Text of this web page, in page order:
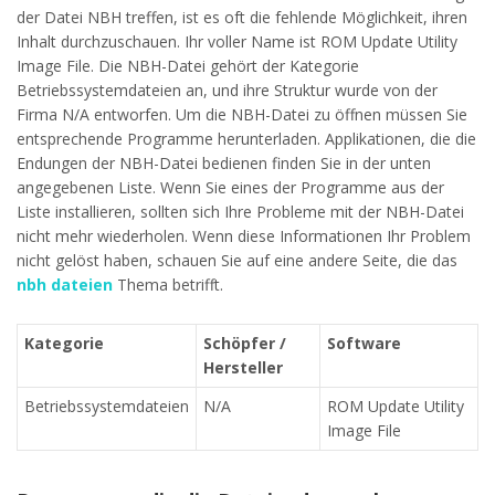
der Datei NBH treffen, ist es oft die fehlende Möglichkeit, ihren
Inhalt durchzuschauen. Ihr voller Name ist ROM Update Utility
Image File. Die NBH-Datei gehört der Kategorie
Betriebssystemdateien an, und ihre Struktur wurde von der
Firma N/A entworfen. Um die NBH-Datei zu öffnen müssen Sie
entsprechende Programme herunterladen. Applikationen, die die
Endungen der NBH-Datei bedienen finden Sie in der unten
angegebenen Liste. Wenn Sie eines der Programme aus der
Liste installieren, sollten sich Ihre Probleme mit der NBH-Datei
nicht mehr wiederholen. Wenn diese Informationen Ihr Problem
nicht gelöst haben, schauen Sie auf eine andere Seite, die das
nbh dateien Thema betrifft.
Kategorie
Schöpfer /
Hersteller
Software
Betriebssystemdateien N/A
ROM Update Utility
Image File